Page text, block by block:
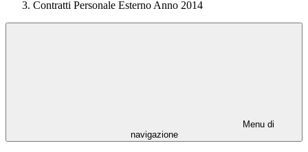
Contratti Personale Esterno Anno 2014
Menu di
navigazione